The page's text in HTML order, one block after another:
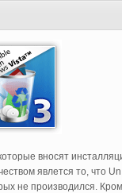
вносят
явлется то, что
не производился.